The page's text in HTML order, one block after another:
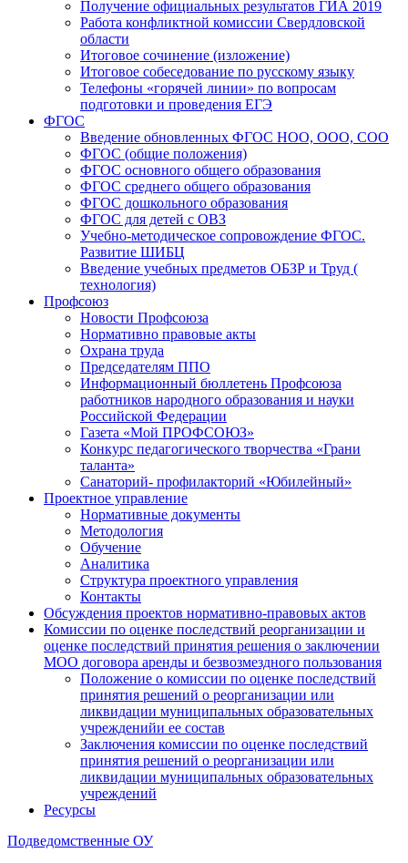
Получение официальных результатов ГИА 2019
Работа конфликтной комиссии Свердловской
области
Итоговое сочинение (изложение)
Итоговое собеседование по русскому языку
Телефоны «горячей линии» по вопросам
подготовки и проведения ЕГЭ
ФГОС
Введение обновленных ФГОС НОО, ООО, СОО
ФГОС (общие положения)
ФГОС основного общего образования
ФГОС среднего общего образования
ФГОС дошкольного образования
ФГОС для детей с ОВЗ
Учебно-методическое сопровождение ФГОС.
Развитие ШИБЦ
Введение учебных предметов ОБЗР и Труд (
технология)
Профсоюз
Новости Профсоюза
Нормативно правовые акты
Охрана труда
Председателям ППО
Информационный бюллетень Профсоюза
работников народного образования и науки
Российской Федерации
Газета «Мой ПРОФСОЮЗ»
Конкурс педагогического творчества «Грани
таланта»
Санаторий- профилакторий «Юбилейный»
Проектное управление
Нормативные документы
Методология
Обучение
Аналитика
Структура проектного управления
Контакты
Обсуждения проектов нормативно-правовых актов
Комиссии по оценке последствий реорганизации и
оценке последствий принятия решения о заключении
МОО договора аренды и безвозмездного пользования
Положение о комиссии по оценке последствий
принятия решений о реорганизации или
ликвидации муниципальных образовательных
учрежденийи ее состав
Заключения комиссии по оценке последствий
принятия решений о реорганизации или
ликвидации муниципальных образовательных
учреждений
Ресурсы
Подведомственные ОУ